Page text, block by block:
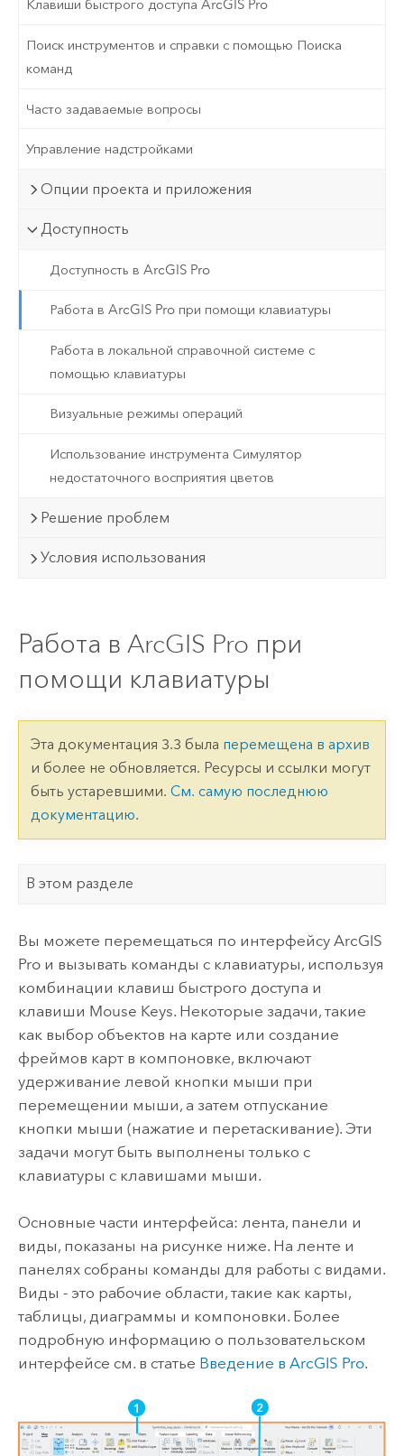
Клавиши быстрого доступа ArcGIS Pro
Поиск инструментов и справки с помощью Поиска
команд
Часто задаваемые вопросы
Управление надстройками
Опции проекта и приложения
Доступность
Доступность в ArcGIS Pro
Работа в ArcGIS Pro при помощи клавиатуры
Работа в локальной справочной системе с
помощью клавиатуры
Визуальные режимы операций
Использование инструмента Симулятор
недостаточного восприятия цветов
Решение проблем
Условия использования
Работа в ArcGIS Pro при
помощи клавиатуры
Эта документация 3.3 была перемещена в архив
и более не обновляется. Ресурсы и ссылки могут
быть устаревшими. См. самую последнюю
документацию.
В этом разделе
Вы можете перемещаться по интерфейсу ArcGIS
Proи вызывать команды с клавиатуры, используя
комбинации клавиш быстрого доступа и
клавиши Mouse Keys. Некоторые задачи, такие
как выбор объектов на карте или создание
фреймов карт в компоновке, включают
удерживание левой кнопки мыши при
перемещении мыши, а затем отпускание
кнопки мыши (нажатие и перетаскивание). Эти
задачи могут быть выполнены только с
клавиатуры с клавишами мыши.
Основные части интерфейса: лента, панели и
виды, показаны на рисунке ниже. На ленте и
панелях собраны команды для работы с видами.
Виды - это рабочие области, такие как карты,
таблицы, диаграммы и компоновки. Более
подробную информацию о пользовательском
интерфейсе см. в статье Введение в ArcGIS Pro.